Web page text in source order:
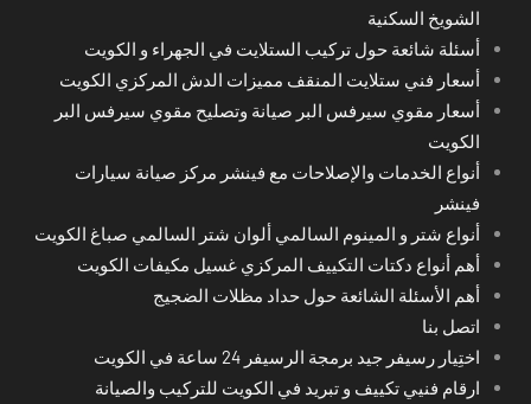
الشويخ السكنية
أسئلة شائعة حول تركيب الستلايت في الجهراء و الكويت
أسعار فني ستلايت المنقف مميزات الدش المركزي الكويت
أسعار مقوي سيرفس البر صيانة وتصليح مقوي سيرفس البر
الكويت
أنواع الخدمات والإصلاحات مع فينشر مركز صيانة سيارات
فينشر
أنواع شتر و المينوم السالمي ألوان شتر السالمي صباغ الكويت
أهم أنواع دكتات التكييف المركزي غسيل مكيفات الكويت
أهم الأسئلة الشائعة حول حداد مظلات الضجيج
اتصل بنا
اختِيار رسيفر جيد برمجة الرسيفر 24 ساعة في الكويت
ارقام فنيي تكييف و تبريد في الكويت للتركيب والصيانة